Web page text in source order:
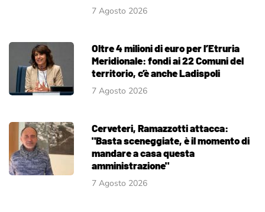
7 Agosto 2026
Oltre 4 milioni di euro per l’Etruria
Meridionale: fondi ai 22 Comuni del
territorio, c’è anche Ladispoli
7 Agosto 2026
Cerveteri, Ramazzotti attacca:
"Basta sceneggiate, è il momento di
mandare a casa questa
amministrazione"
7 Agosto 2026